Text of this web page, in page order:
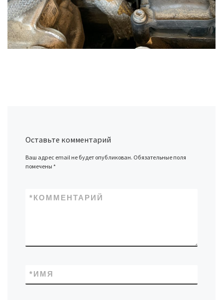
Оставьте комментарий
Ваш адрес email не будет опубликован. Обязательные поля
помечены*
КОММЕНТАРИЙ
*
ИМЯ
*